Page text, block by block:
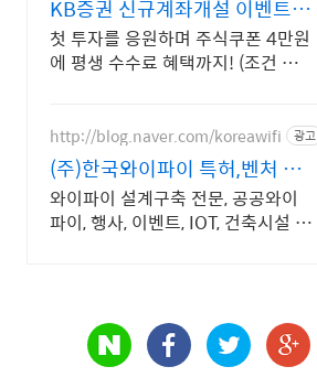
KB증권 신규계좌개설 이벤트
국내주식쿠폰 최대 5만원
첫 투자를 응원하며 주식쿠폰 4만원
에 평생 수수료 혜택까지! (조건 충
http://blog.naver.com/koreawifi 광고
(주)한국와이파이 특허,벤처 1:1
맞춤 상담 및 견적
와이파이 설계구축 전문, 공공와이
파이, 행사, 이벤트, IOT, 건축시설 와